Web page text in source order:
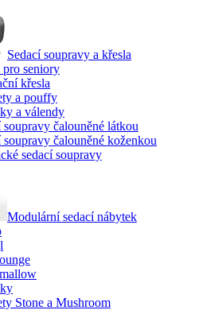
Sedací soupravy a křesla
pro seniory
křesla
a pouffy
a válendy
soupravy čalouněné látkou
soupravy čalouněné koženkou
sedací soupravy
Modulární sedací nábytek
Stone a Mushroom